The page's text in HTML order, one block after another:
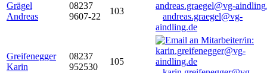
Grägel
Andreas
08237
9607-22
103
andreas.graegel@vg-
aindling.de
Greifenegger
Karin
08237
952530
105